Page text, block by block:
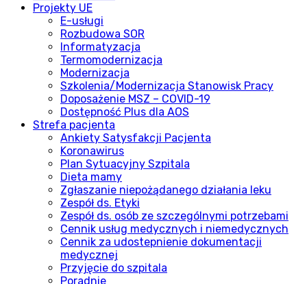
Projekty UE
E-usługi
Rozbudowa SOR
Informatyzacja
Termomodernizacja
Modernizacja
Szkolenia/Modernizacja Stanowisk Pracy
Doposażenie MSZ – COVID-19
Dostępność Plus dla AOS
Strefa pacjenta
Ankiety Satysfakcji Pacjenta
Koronawirus
Plan Sytuacyjny Szpitala
Dieta mamy
Zgłaszanie niepożądanego działania leku
Zespół ds. Etyki
Zespół ds. osób ze szczególnymi potrzebami
Cennik usług medycznych i niemedycznych
Cennik za udostepnienie dokumentacji
medycznej
Przyjęcie do szpitala
Poradnie